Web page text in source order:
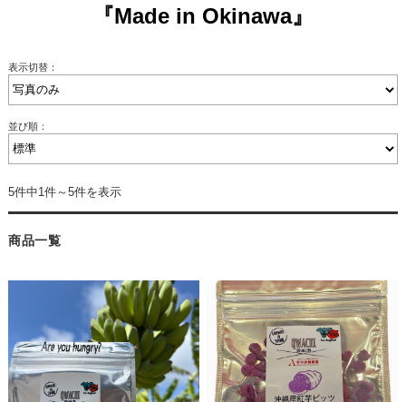
『Made in Okinawa』
表示切替：
並び順：
5件中1件～5件を表示
商品一覧